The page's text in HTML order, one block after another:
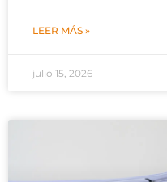
LEER MÁS »
julio 15, 2026